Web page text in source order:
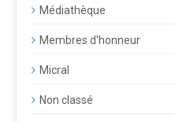
Médiathèque
Membres d'honneur
Micral
Non classé